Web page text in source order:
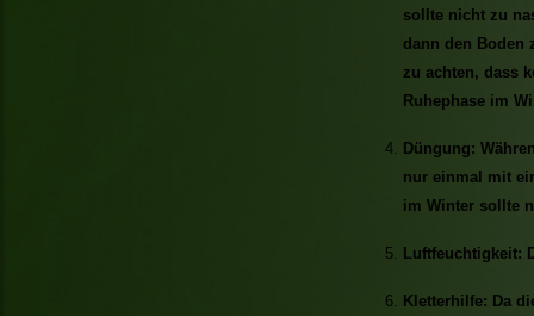
sollte nicht zu
dann den Boden
zu achten, dass
Ruhephase im
Düngung:
nur einmal mit
im Winter sollte
Luftfeuchtigkeit:
Kletterhilfe: Da